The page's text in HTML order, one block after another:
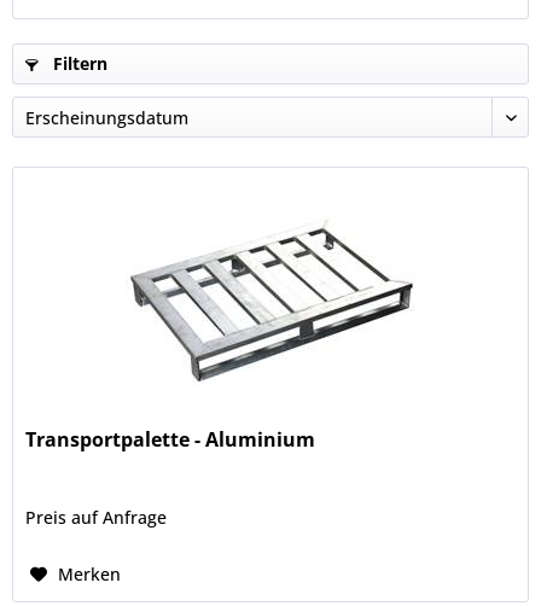
Filtern
Transportpalette - Aluminium
Preis auf Anfrage
Merken